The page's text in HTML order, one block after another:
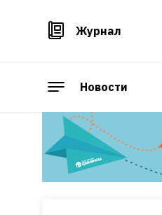
Журнал
Новости